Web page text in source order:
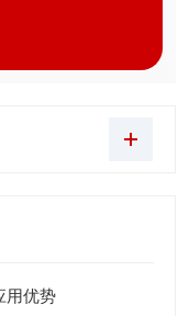
用优势